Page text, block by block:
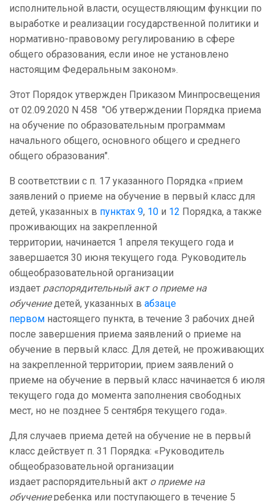
исполнительной власти, осуществляющим функции по
выработке и реализации государственной политики и
нормативно-правовому регулированию в сфере
общего образования, если иное не установлено
настоящим Федеральным законом».
Этот Порядок утвержден Приказом Минпросвещения
от 02.09.2020 N 458 "Об утверждении Порядка приема
на обучение по образовательным программам
начального общего, основного общего и среднего
общего образования".
В соответствии с п. 17 указанного Порядка «прием
заявлений о приеме на обучение в первый класс для
детей, указанных в пунктах 9, 10 и 12 Порядка, а также
проживающих на закрепленной
территории, начинается 1 апреля текущего года и
завершается 30 июня текущего года. Руководитель
общеобразовательной организации
издает распорядительный акт о приеме на
обучениедетей, указанных в абзаце
первом настоящего пункта, в течение 3 рабочих дней
после завершения приема заявлений о приеме на
обучение в первый класс. Для детей, не проживающих
на закрепленной территории, прием заявлений о
приеме на обучение в первый класс начинается 6 июля
текущего года до момента заполнения свободных
мест, но не позднее 5 сентября текущего года».
Для случаев приема детей на обучение не в первый
класс действует п. 31 Порядка: «Руководитель
общеобразовательной организации
издает распорядительный акт о приеме на
обучениеребенка или поступающего в течение 5